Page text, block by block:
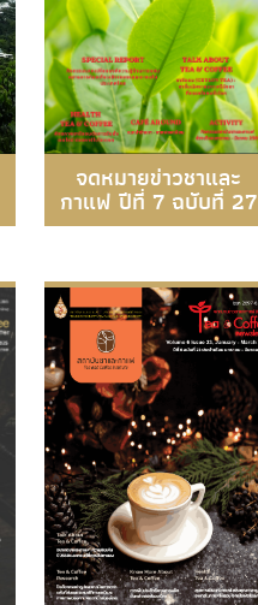
จดหมายข่าวชาและ
กาแฟ ปีที่ 7 ฉบับที่ 27